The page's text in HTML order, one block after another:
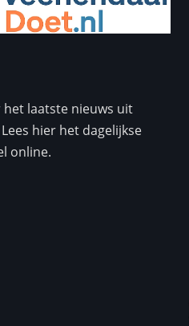
het laatste nieuws uit
hier het dagelijkse
online.